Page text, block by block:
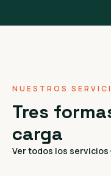
NUESTROS
Tres
carga
Ver todos los servicios